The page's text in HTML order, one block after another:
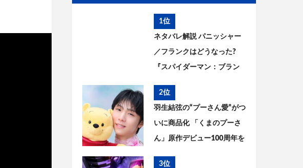
1位
ネタバレ解説 パニッシャー
／フランクはどうなった?
『スパイダーマン：ブラン
までを考察
2位
羽生結弦の“プーさん愛”がつ
いに商品化 「くまのプーさ
ん」原作デビュー100周年を
3位